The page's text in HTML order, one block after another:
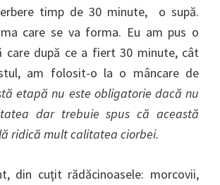
timp de 30 minute, o supă.
care se va forma. Eu am pus o
care după ce a fiert 30 minute, cât
am folosit-o la o mâncare de
etapă nu este obligatorie dacă nu
dar trebuie spus că această
ridică mult calitatea ciorbei.
din cuţit rădăcinoasele: morcovii,